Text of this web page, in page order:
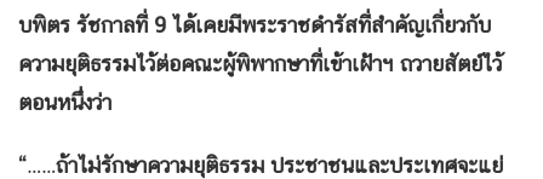
บพิตร รัชกาลที่ 9 ได้เคยมีพระราชดำรัสที่สำคัญเกี่ยวกับ
ความยุติธรรมไว้ต่อคณะผู้พิพากษาที่เข้าเฝ้าฯ ถวายสัตย์ไว้
ตอนหนึ่งว่า
“……ถ้าไม่รักษาความยุติธรรม ประชาชนและประเทศจะแย่